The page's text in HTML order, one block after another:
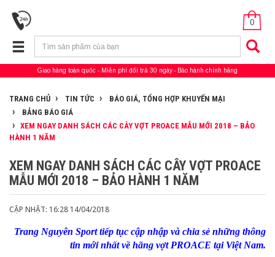
0
Giao hàng toàn quốc Miễn phí đổi trả 30 ngày Bảo hành chính hãng
TRANG CHỦ TIN TỨC
BÁO GIÁ, TỔNG HỢP KHUYẾN MẠI
BẢNG BÁO GIÁ
XEM NGAY DANH SÁCH CÁC CÂY VỢT PROACE MẪU MỚI 2018 – BẢO
HÀNH 1 NĂM
XEM NGAY DANH SÁCH CÁC CÂY VỢT PROACE
MẪU MỚI 2018 – BẢO HÀNH 1 NĂM
CẬP NHẬT: 16:28 14/04/2018
Trang Nguyên Sport tiếp tục cập nhập và chia sẻ những thông
tin mới nhất về hãng vợt PROACE tại Việt Nam.